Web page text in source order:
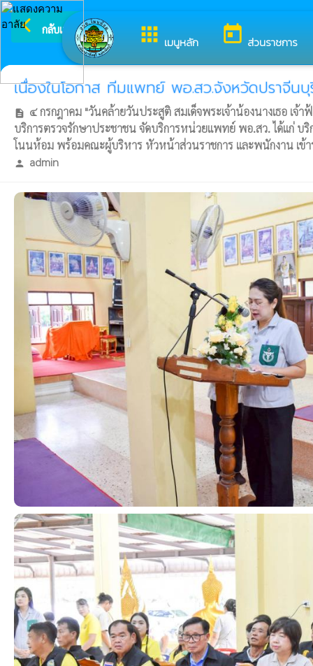
apps เมนูหลัก today ส่วนราชการ
arrow_back_ios กลับเมนูหลัก ยินดีต้อนรับสู่เว็บไ
เนื่องในโอกาส ทีมแพทย์ พอ.สว.จังหวัดปราจีน
description ๔ กรกฎาคม "วันคล้ายวันประสูติ สมเด็จพระเจ้าน้องนางเธอ เ
บริการตรวจรักษาประชาชน จัดบริการหน่วยแพทย์ พอ.สว. ได้แก่ บ
โนนห้อม พร้อมคณะผู้บริหาร หัวหน้าส่วนราชการ และพนักงาน เข้
person admin